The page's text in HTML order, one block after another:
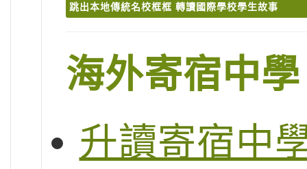
跳出本地傳統名校框框 轉讀國際學校學生故事
海外寄宿中學
升讀寄宿中